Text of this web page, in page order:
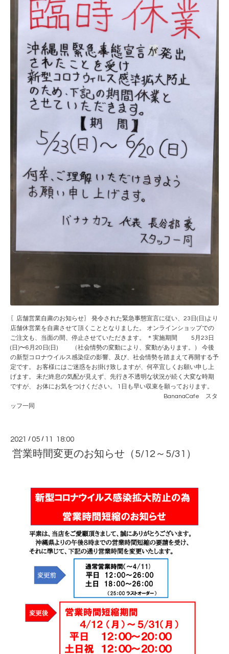
〖店舗営業自粛のお知らせ〗 発令された緊急事態宣言に従い、23日(日)より
店舗休営業を自粛させて頂くこととなりました。 オンラインショップでの
ご注文も、当面の間、停止させていただきます。 ＊実施期間 5月23日
(日)〜6月20日(日) （社会情勢の変動により、変動があります。） 今後
の新型コロナウイルス感染症の影響、及び、社会情勢を踏まえて再開する予
定です。 お客様にはご迷惑をお掛け致しますが、何卒宜しくお願い申し上
げます。 未だ終息の気配が見えず、先行き不透明な状況が続く大変な時期
ですが、 お体にお気をつけください。 1日も早い収束を願っております。
BananaCafe スタ
ッフ一同
2021 /05 / 11 18:00
営業時間変更のお知らせ（5/12～5/31）